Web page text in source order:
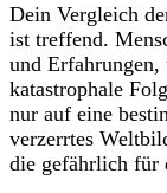
Dein Vergleich
ist treffend.
und Erfahrungen,
katastrophale
nur auf eine
verzerrtes
die gefährlich für